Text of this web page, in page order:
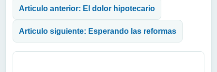
Articulo anterior: El dolor hipotecario
Articulo siguiente: Esperando las reformas